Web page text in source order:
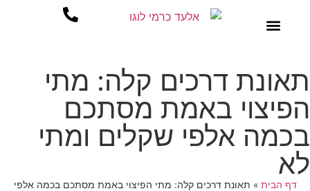
תאונת דרכים קלה: מתי
הפיצוי באמת מסתכם
בכמה אלפי שקלים ומתי
לא
דף הבית » תאונת דרכים קלה: מתי הפיצוי באמת מסתכם בכמה אלפי